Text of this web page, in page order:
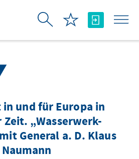
und für Europa in
„Wasserwerk-
General a. D. Klaus
Naumann